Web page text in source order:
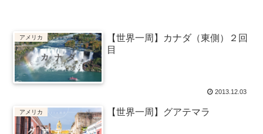
アメリカ
【世界一周】カナダ（東側）２回
目
2013.12.03
アメリカ 【世界一周】グアテマラ